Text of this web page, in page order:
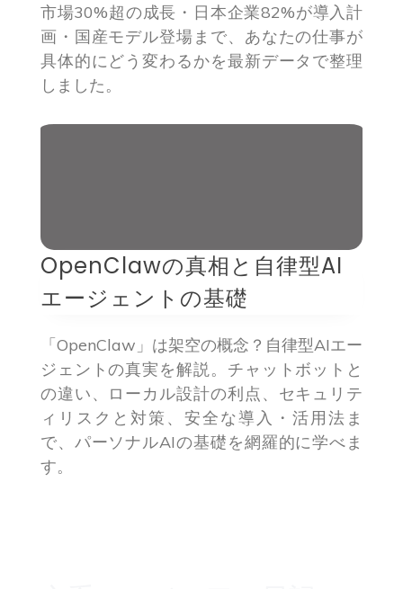
市場30%超の成長・日本企業82%が導入計
画・国産モデル登場まで、あなたの仕事が
具体的にどう変わるかを最新データで整理
しました。
OpenClawの真相と自律型AI
エージェントの基礎
「OpenClaw」は架空の概念？自律型AIエー
ジェントの真実を解説。チャットボットと
の違い、ローカル設計の利点、セキュリテ
ィリスクと対策、安全な導入・活用法ま
で、パーソナルAIの基礎を網羅的に学べま
す。